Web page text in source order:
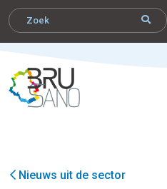
Nieuws uit de sector